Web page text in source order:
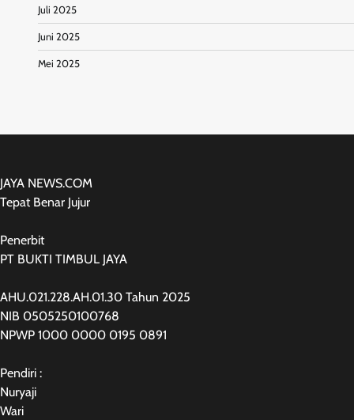
Juli 2025
Juni 2025
Mei 2025
JAYA NEWS.COM
Tepat Benar Jujur
Penerbit
PT BUKTI TIMBUL JAYA
AHU.021.228.AH.01.30 Tahun 2025
NIB 0505250100768
NPWP 1000 0000 0195 0891
Pendiri :
Nuryaji
Wari